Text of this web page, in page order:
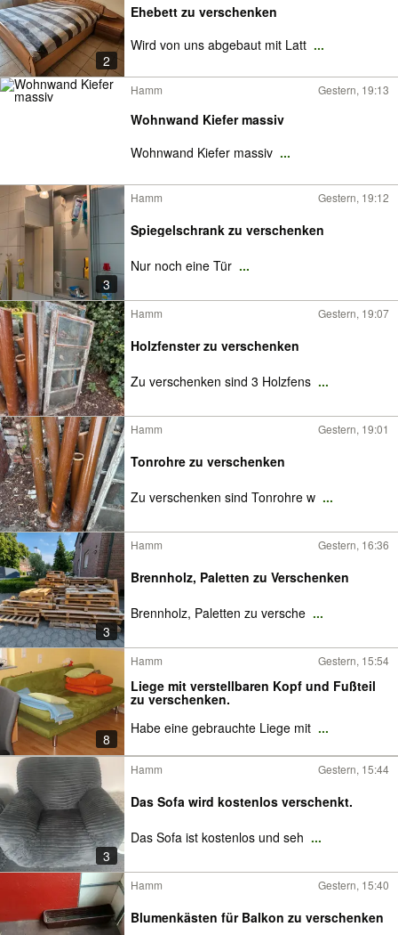
2
Ehebett zu verschenken
Wird von uns abgebaut mit Latt ...
Hamm Gestern, 19:13
Wohnwand Kiefer massiv
Wohnwand Kiefer massiv ...
3
Hamm Gestern, 19:12
Spiegelschrank zu verschenken
Nur noch eine Tür ...
Hamm Gestern, 19:07
Holzfenster zu verschenken
Zu verschenken sind 3 Holzfens ...
Hamm Gestern, 19:01
Tonrohre zu verschenken
Zu verschenken sind Tonrohre w ...
3
Hamm Gestern, 16:36
Brennholz, Paletten zu Verschenken
Brennholz, Paletten zu versche ...
8
Hamm Gestern, 15:54
Liege mit verstellbaren Kopf und Fußteil
zu verschenken.
Habe eine gebrauchte Liege mit ...
3
Hamm Gestern, 15:44
Das Sofa wird kostenlos verschenkt.
Das Sofa ist kostenlos und seh ...
Hamm Gestern, 15:40
Blumenkästen für Balkon zu verschenken